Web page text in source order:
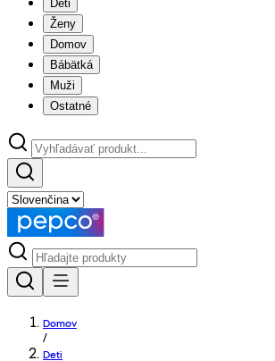
Deti
Ženy
Domov
Bábätká
Muži
Ostatné
Domov
/
Deti